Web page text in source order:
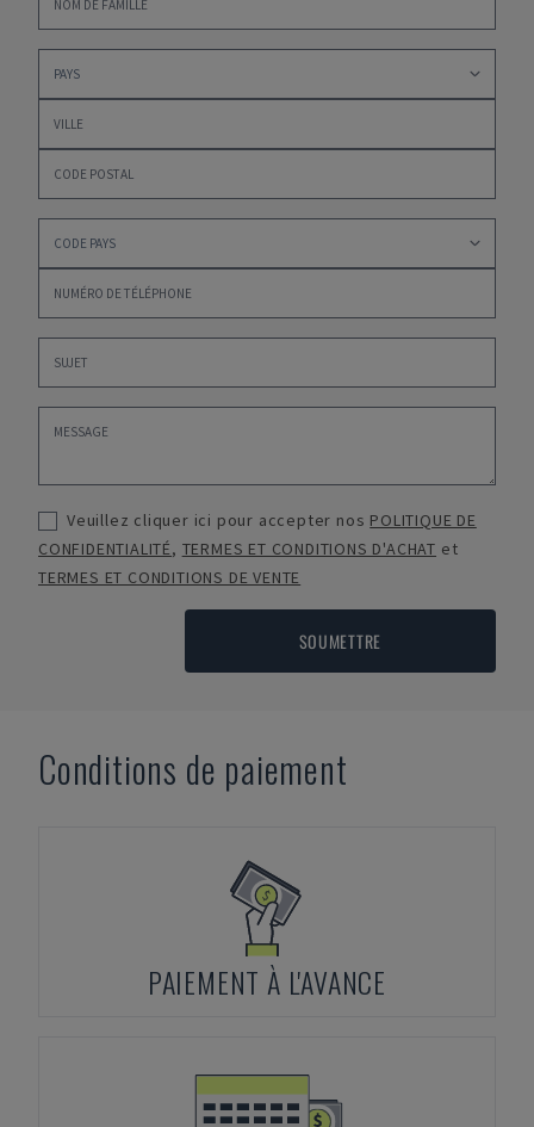
Veuillez cliquer ici pour accepter nos POLITIQUE DE
CONFIDENTIALITÉ, TERMES ET CONDITIONS D'ACHAT et
TERMES ET CONDITIONS DE VENTE
SOUMETTRE
Conditions de paiement
PAIEMENT À L'AVANCE